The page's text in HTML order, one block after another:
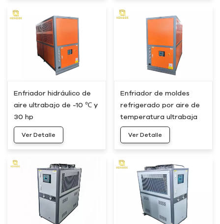
Enfriador hidráulico de
aire ultrabajo de -10 ℃ y
30 hp
Ver Detalle
Enfriador de moldes
refrigerado por aire de
temperatura ultrabaja
de -10 ℃ y 40 hp al por
mayor
Ver Detalle